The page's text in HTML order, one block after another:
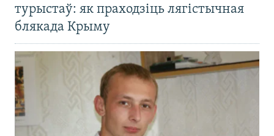
турыстаў: як праходзіць лягістычная
блякада Крыму